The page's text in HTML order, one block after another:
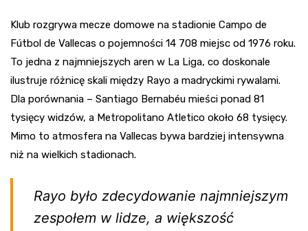
Klub rozgrywa mecze domowe na stadionie Campo de
Fútbol de Vallecas o pojemności 14 708 miejsc od 1976 roku.
To jedna z najmniejszych aren w La Liga, co doskonale
ilustruje różnicę skali między Rayo a madryckimi rywalami.
Dla porównania – Santiago Bernabéu mieści ponad 81
tysięcy widzów, a Metropolitano Atletico około 68 tysięcy.
Mimo to atmosfera na Vallecas bywa bardziej intensywna
niż na wielkich stadionach.
Rayo było zdecydowanie najmniejszym
zespołem w lidze, a większość